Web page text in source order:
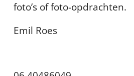
foto’s of foto-opdrachten.
Emil Roes